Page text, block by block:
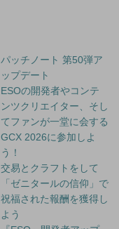
パッチノート 第50弾ア
ップデート
ESOの開発者やコンテ
ンツクリエイター、そし
てファンが一堂に会する
GCX 2026に参加しよ
う！
交易とクラフトをして
「ゼニタールの信仰」で
祝福された報酬を獲得し
よう